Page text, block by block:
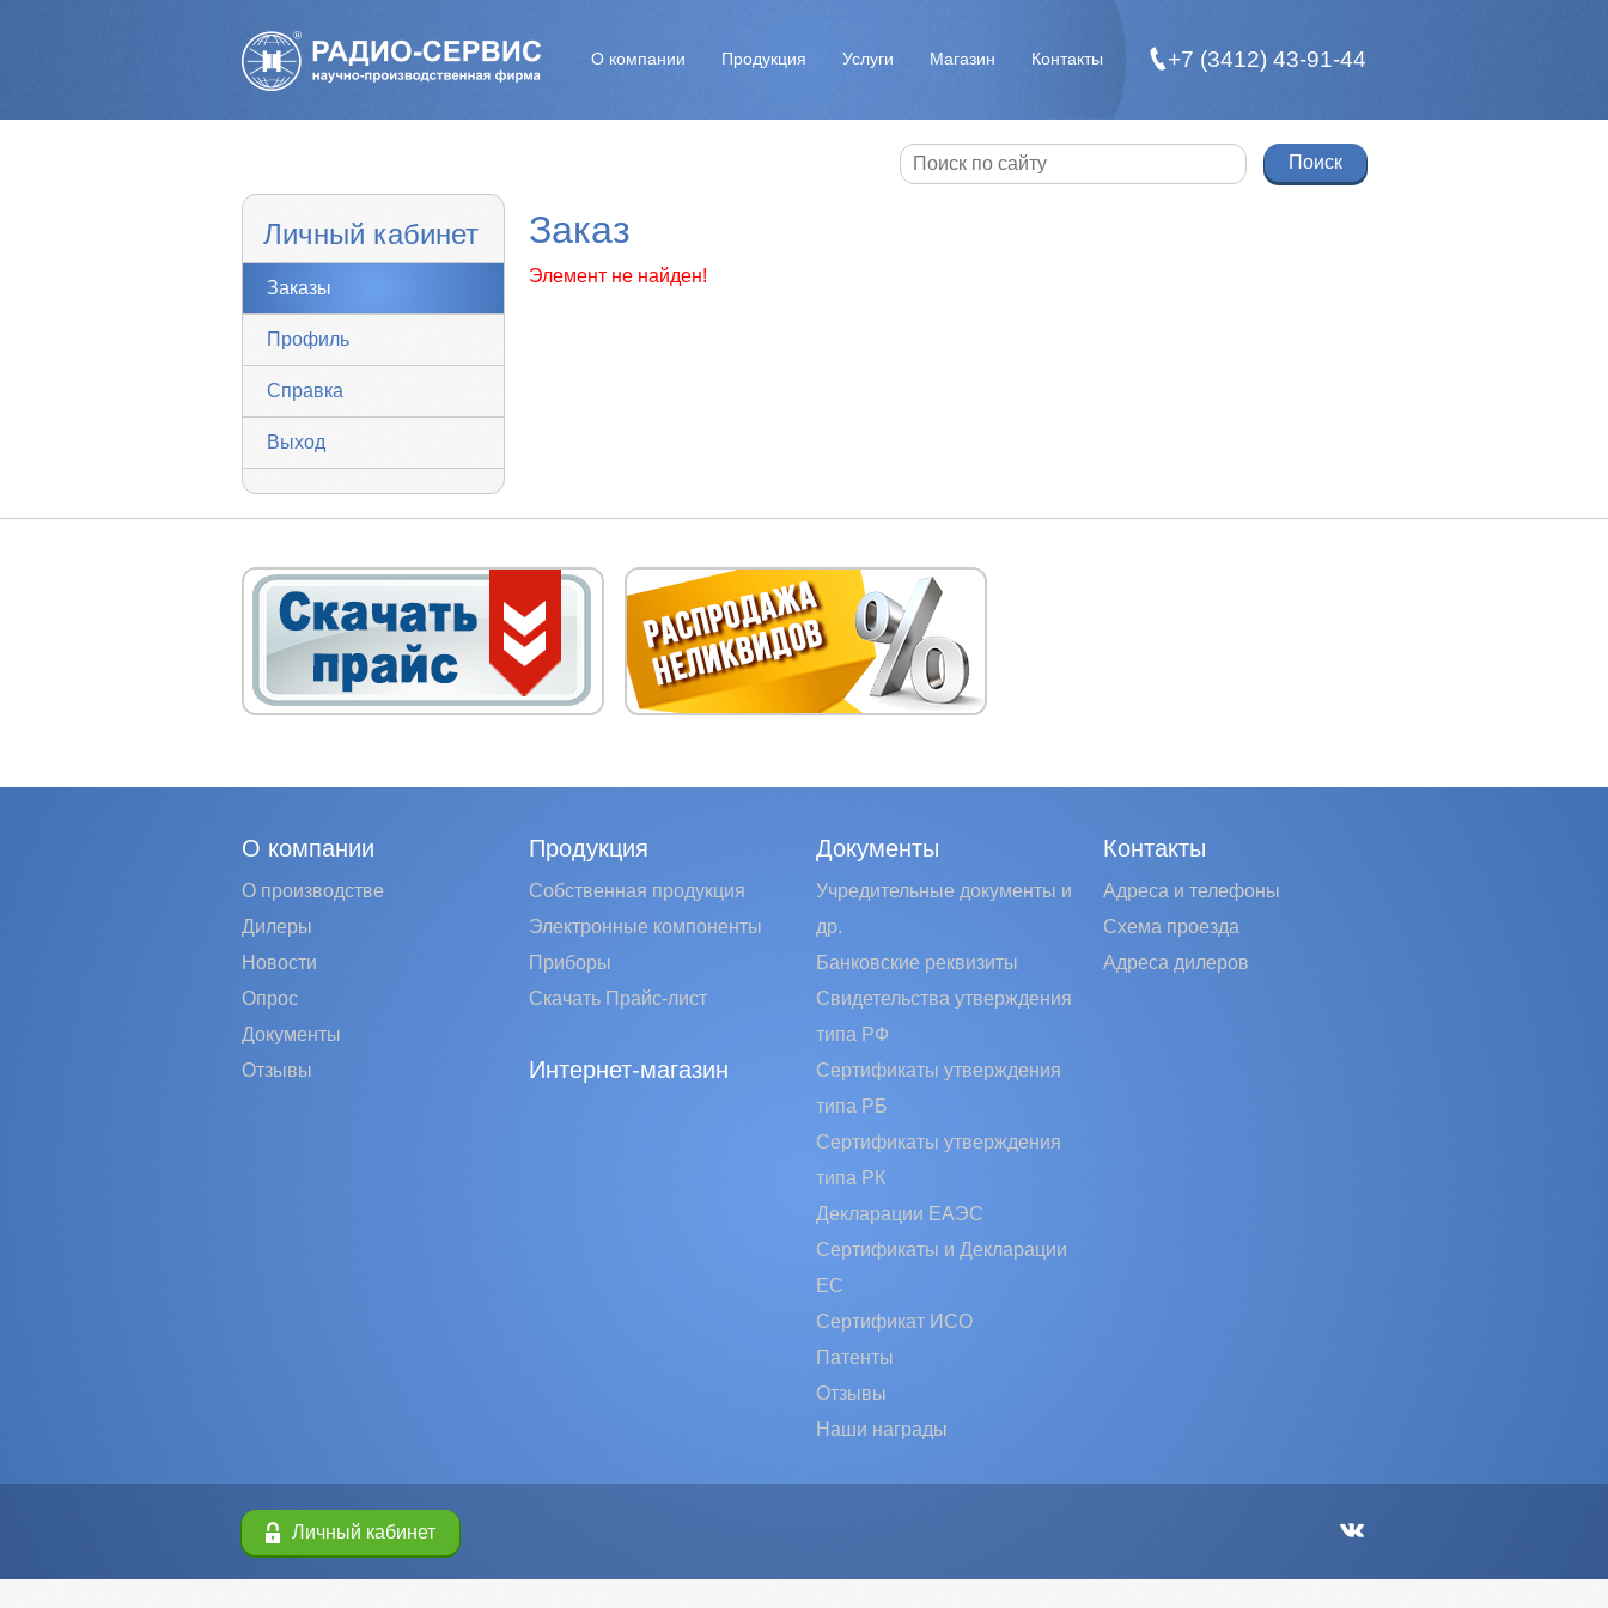
О компании Продукция Услуги Магазин Контакты +7 (3412) 43-91-44
Личный кабинет
Заказы
Профиль
Справка
Выход
Заказ
Элемент не найден!
О компании
О производстве
Дилеры
Новости
Опрос
Документы
Отзывы
Продукция
Собственная продукция
Электронные компоненты
Приборы
Скачать Прайс-лист
Интернет-магазин
Документы
Учредительные документы и
др.
Банковские реквизиты
Свидетельства утверждения
типа РФ
Сертификаты утверждения
типа РБ
Сертификаты утверждения
типа РК
Декларации ЕАЭС
Сертификаты и Декларации
EC
Сертификат ИСО
Патенты
Отзывы
Наши награды
Контакты
Адреса и телефоны
Схема проезда
Адреса дилеров
Личный кабинет